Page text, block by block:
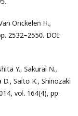
Onckelen H.,
2532–2550. DOI:
Y., Sakurai N.,
Saito K., Shinozaki
vol. 164(4), pp.